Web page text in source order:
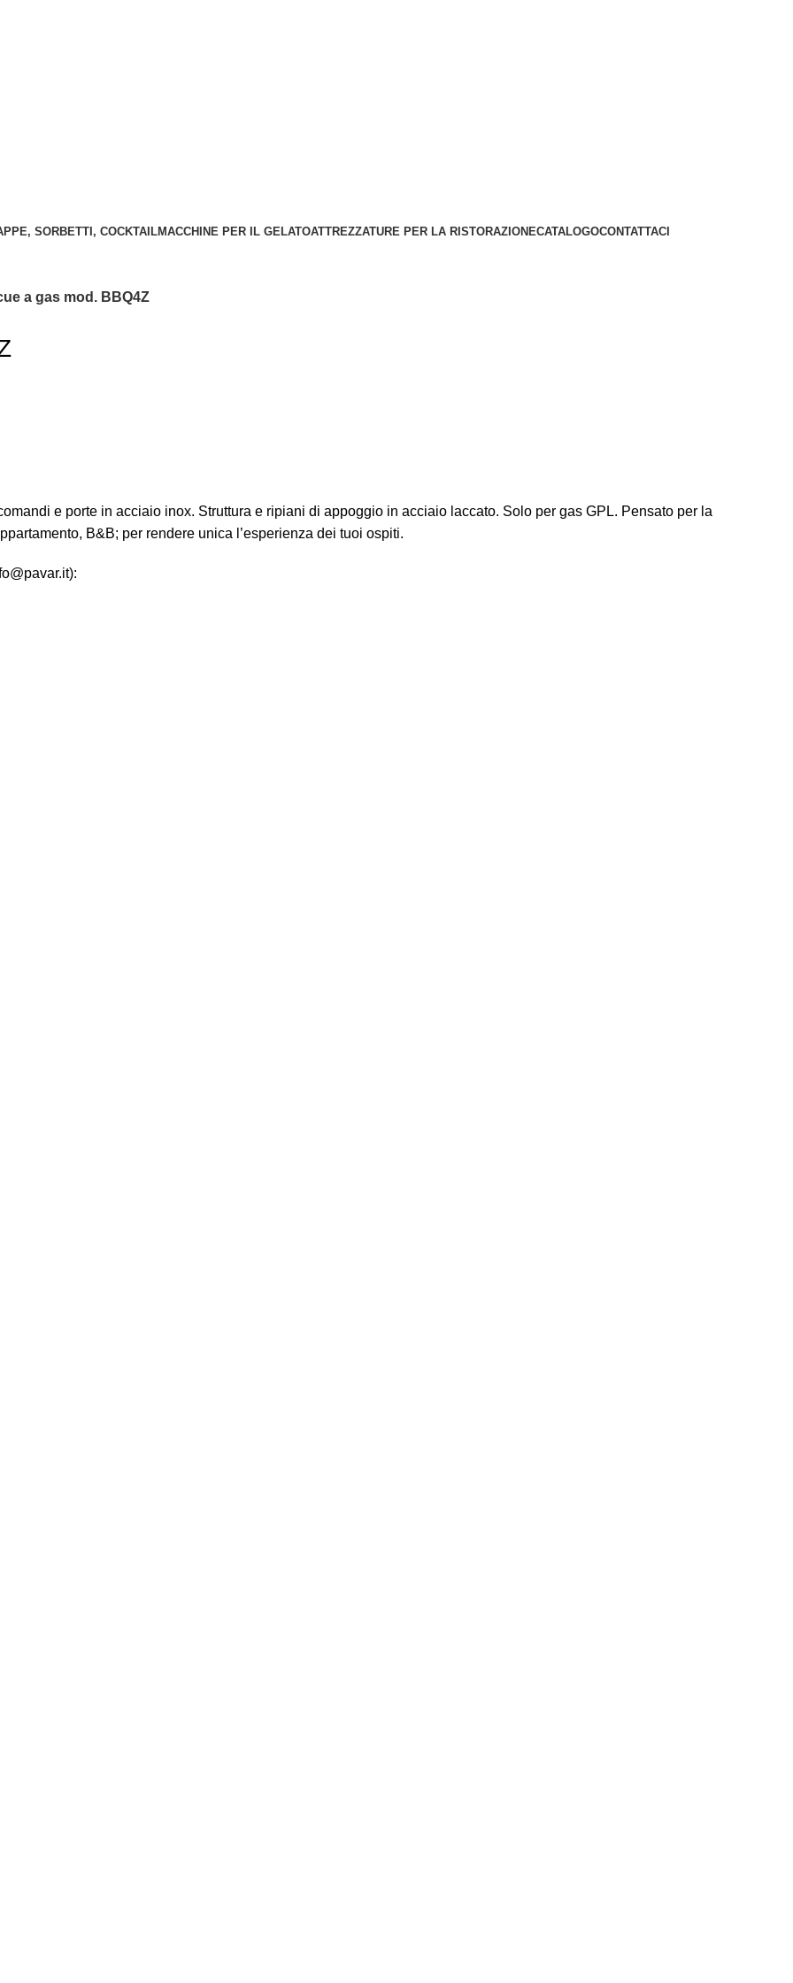
SORBETTI, COCKTAILMACCHINE PER IL GELATOATTREZZATURE PER LA RISTORAZIONECATALOGOCONTATTACI
a gas mod. BBQ4Z
e porte in acciaio inox. Struttura e ripiani di appoggio in acciaio laccato. Solo per gas GPL. Pensato per la
B&B; per rendere unica l’esperienza dei tuoi ospiti.